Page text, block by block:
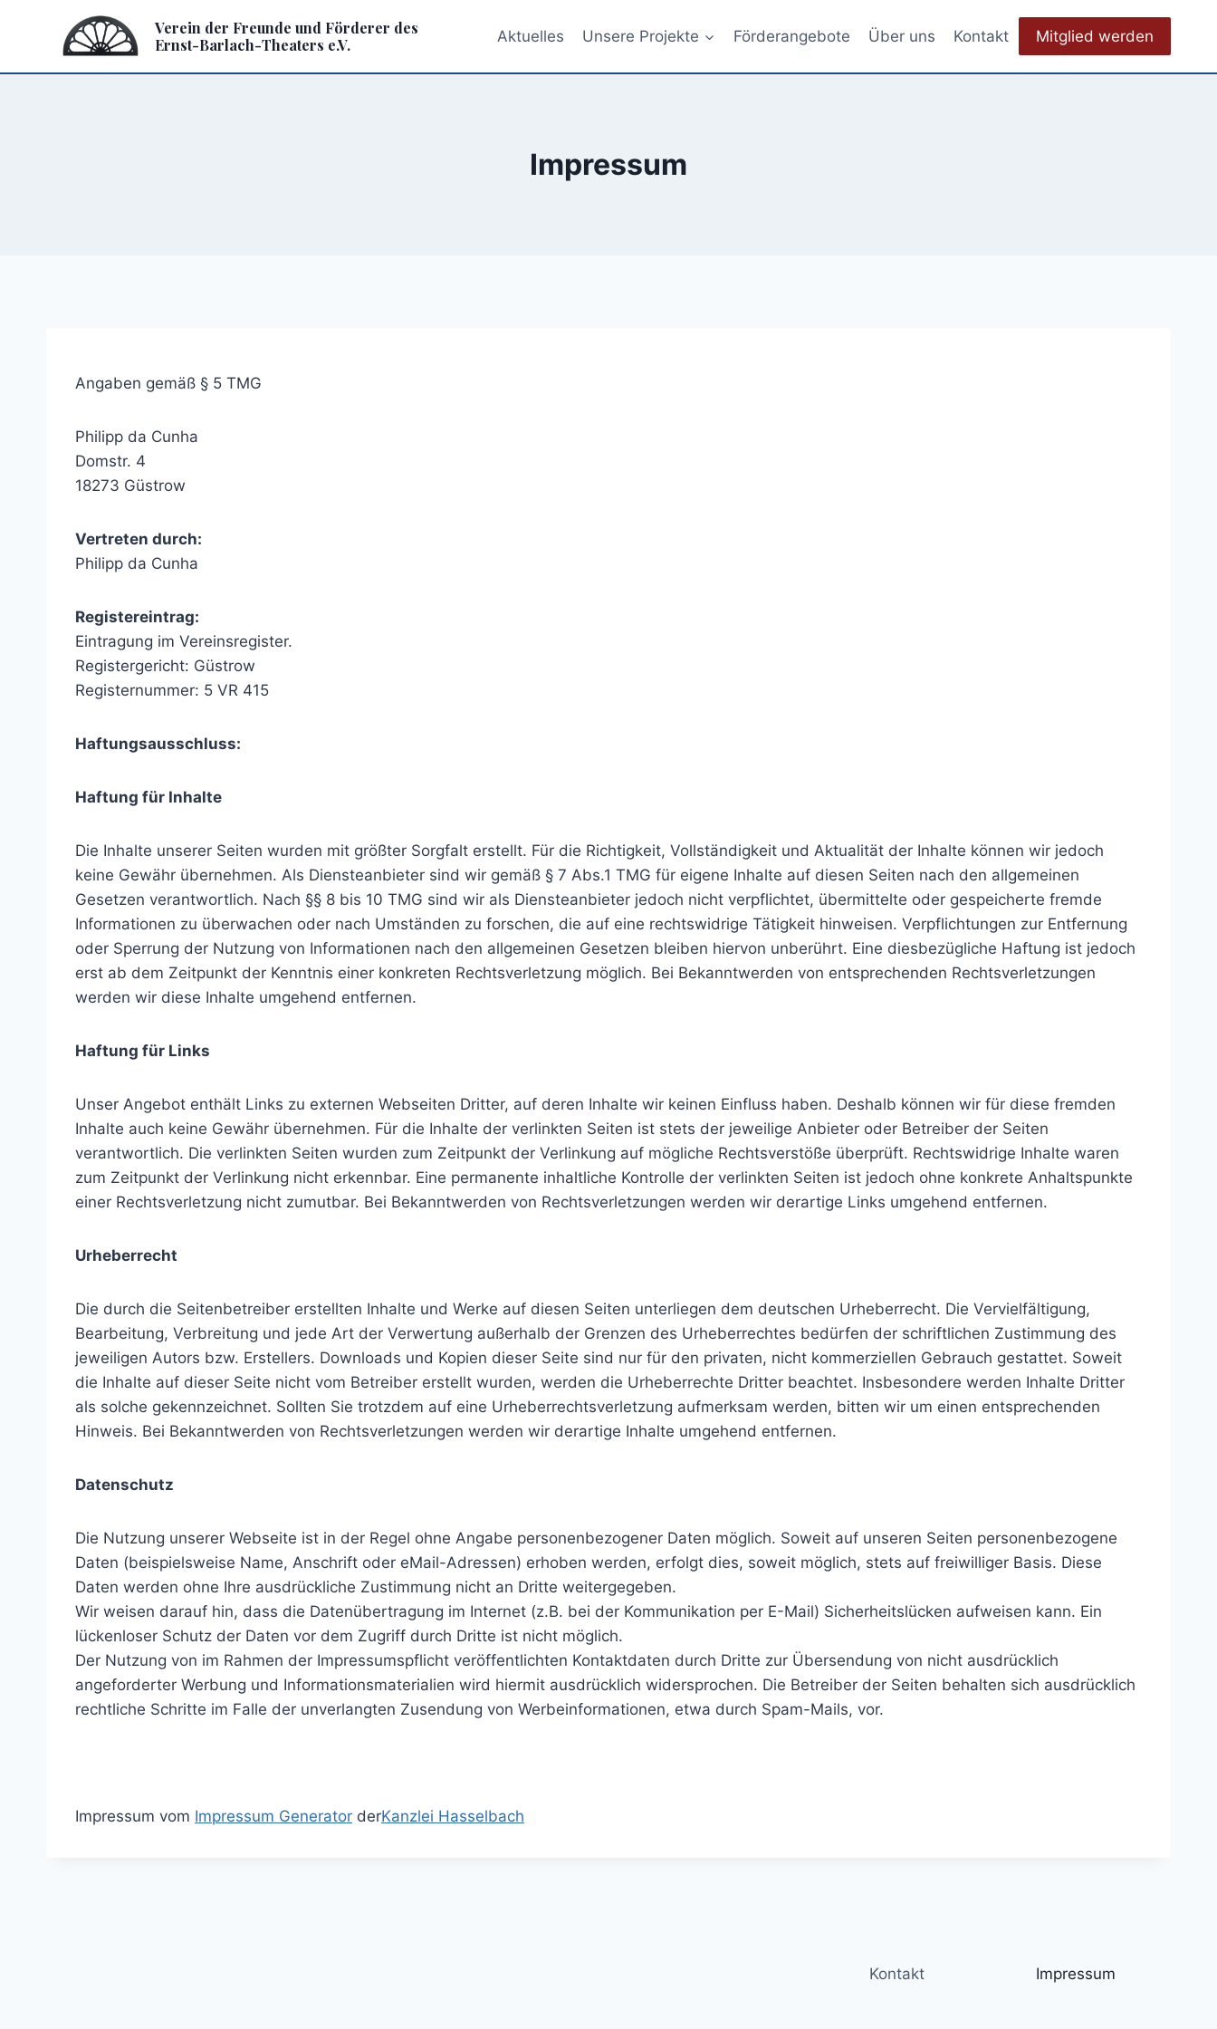
Verein der Freunde und Förderer des
Ernst-Barlach-Theaters e.V.
Aktuelles Unsere Projekte Förderangebote Über uns Kontakt Mitglied werden
Impressum
Angaben gemäß § 5 TMG
Philipp da Cunha
Domstr. 4
18273 Güstrow
Vertreten durch:
Philipp da Cunha
Registereintrag:
Eintragung im Vereinsregister.
Registergericht: Güstrow
Registernummer: 5 VR 415
Haftungsausschluss:
Haftung für Inhalte
Die Inhalte unserer Seiten wurden mit größter Sorgfalt erstellt. Für die Richtigkeit, Vollständigkeit und Aktualität der Inhalte können wir jedoch
keine Gewähr übernehmen. Als Diensteanbieter sind wir gemäß § 7 Abs.1 TMG für eigene Inhalte auf diesen Seiten nach den allgemeinen
Gesetzen verantwortlich. Nach §§ 8 bis 10 TMG sind wir als Diensteanbieter jedoch nicht verpflichtet, übermittelte oder gespeicherte fremde
Informationen zu überwachen oder nach Umständen zu forschen, die auf eine rechtswidrige Tätigkeit hinweisen. Verpflichtungen zur Entfernung
oder Sperrung der Nutzung von Informationen nach den allgemeinen Gesetzen bleiben hiervon unberührt. Eine diesbezügliche Haftung ist jedoch
erst ab dem Zeitpunkt der Kenntnis einer konkreten Rechtsverletzung möglich. Bei Bekanntwerden von entsprechenden Rechtsverletzungen
werden wir diese Inhalte umgehend entfernen.
Haftung für Links
Unser Angebot enthält Links zu externen Webseiten Dritter, auf deren Inhalte wir keinen Einfluss haben. Deshalb können wir für diese fremden
Inhalte auch keine Gewähr übernehmen. Für die Inhalte der verlinkten Seiten ist stets der jeweilige Anbieter oder Betreiber der Seiten
verantwortlich. Die verlinkten Seiten wurden zum Zeitpunkt der Verlinkung auf mögliche Rechtsverstöße überprüft. Rechtswidrige Inhalte waren
zum Zeitpunkt der Verlinkung nicht erkennbar. Eine permanente inhaltliche Kontrolle der verlinkten Seiten ist jedoch ohne konkrete Anhaltspunkte
einer Rechtsverletzung nicht zumutbar. Bei Bekanntwerden von Rechtsverletzungen werden wir derartige Links umgehend entfernen.
Urheberrecht
Die durch die Seitenbetreiber erstellten Inhalte und Werke auf diesen Seiten unterliegen dem deutschen Urheberrecht. Die Vervielfältigung,
Bearbeitung, Verbreitung und jede Art der Verwertung außerhalb der Grenzen des Urheberrechtes bedürfen der schriftlichen Zustimmung des
jeweiligen Autors bzw. Erstellers. Downloads und Kopien dieser Seite sind nur für den privaten, nicht kommerziellen Gebrauch gestattet. Soweit
die Inhalte auf dieser Seite nicht vom Betreiber erstellt wurden, werden die Urheberrechte Dritter beachtet. Insbesondere werden Inhalte Dritter
als solche gekennzeichnet. Sollten Sie trotzdem auf eine Urheberrechtsverletzung aufmerksam werden, bitten wir um einen entsprechenden
Hinweis. Bei Bekanntwerden von Rechtsverletzungen werden wir derartige Inhalte umgehend entfernen.
Datenschutz
Die Nutzung unserer Webseite ist in der Regel ohne Angabe personenbezogener Daten möglich. Soweit auf unseren Seiten personenbezogene
Daten (beispielsweise Name, Anschrift oder eMail-Adressen) erhoben werden, erfolgt dies, soweit möglich, stets auf freiwilliger Basis. Diese
Daten werden ohne Ihre ausdrückliche Zustimmung nicht an Dritte weitergegeben.
Wir weisen darauf hin, dass die Datenübertragung im Internet (z.B. bei der Kommunikation per E-Mail) Sicherheitslücken aufweisen kann. Ein
lückenloser Schutz der Daten vor dem Zugriff durch Dritte ist nicht möglich.
Der Nutzung von im Rahmen der Impressumspflicht veröffentlichten Kontaktdaten durch Dritte zur Übersendung von nicht ausdrücklich
angeforderter Werbung und Informationsmaterialien wird hiermit ausdrücklich widersprochen. Die Betreiber der Seiten behalten sich ausdrücklich
rechtliche Schritte im Falle der unverlangten Zusendung von Werbeinformationen, etwa durch Spam-Mails, vor.
Impressum vom Impressum Generator derKanzlei Hasselbach
Kontakt Impressum